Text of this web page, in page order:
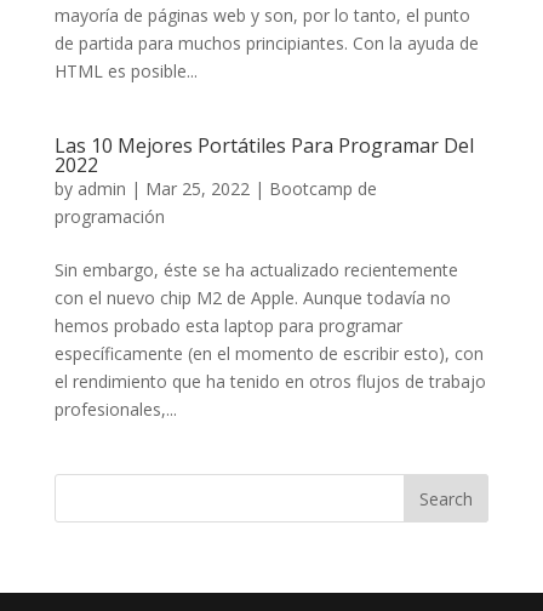
mayoría de páginas web y son, por lo tanto, el punto
de partida para muchos principiantes. Con la ayuda de
HTML es posible...
Las 10 Mejores Portátiles Para Programar Del
2022
by admin | Mar 25, 2022| Bootcamp de
programación
Sin embargo, éste se ha actualizado recientemente
con el nuevo chip M2 de Apple. Aunque todavía no
hemos probado esta laptop para programar
específicamente (en el momento de escribir esto), con
el rendimiento que ha tenido en otros flujos de trabajo
profesionales,...